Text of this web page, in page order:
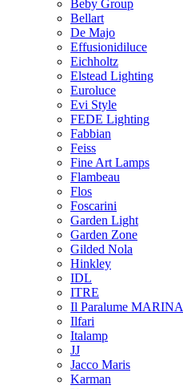
Beby Group
Bellart
De Majo
Effusionidiluce
Eichholtz
Elstead Lighting
Euroluce
Evi Style
FEDE Lighting
Fabbian
Feiss
Fine Art Lamps
Flambeau
Flos
Foscarini
Garden Light
Garden Zone
Gilded Nola
Hinkley
IDL
ITRE
Il Paralume MARINA
Ilfari
Italamp
JJ
Jacco Maris
Karman